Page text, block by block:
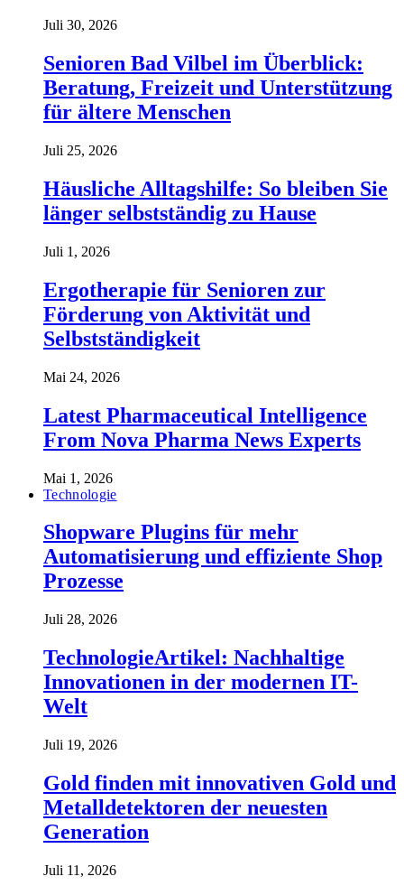
Juli 30, 2026
Senioren Bad Vilbel im Überblick:
Beratung, Freizeit und Unterstützung
für ältere Menschen
Juli 25, 2026
Häusliche Alltagshilfe: So bleiben Sie
länger selbstständig zu Hause
Juli 1, 2026
Ergotherapie für Senioren zur
Förderung von Aktivität und
Selbstständigkeit
Mai 24, 2026
Latest Pharmaceutical Intelligence
From Nova Pharma News Experts
Mai 1, 2026
Technologie
Shopware Plugins für mehr
Automatisierung und effiziente Shop
Prozesse
Juli 28, 2026
TechnologieArtikel: Nachhaltige
Innovationen in der modernen IT-
Welt
Juli 19, 2026
Gold finden mit innovativen Gold und
Metalldetektoren der neuesten
Generation
Juli 11, 2026